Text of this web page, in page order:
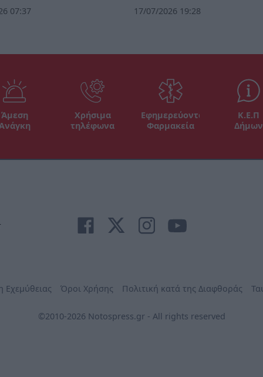
07:37 17/07/2026 19:28
Άμεση
Χρήσιμα
τηλέφωνα
Εφημερεύοντα
Φαρμακεία
Κ.Ε.Π
Δήμων
Εχεμύθειας Όροι Χρήσης Πολιτική κατά της Διαφθοράς
©2010-2026 Notospress.gr - All rights reserved